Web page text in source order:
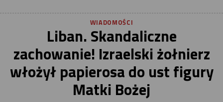
WIADOMOŚCI
Liban. Skandaliczne
zachowanie! Izraelski żołnierz
włożył papierosa do ust figury
Matki Bożej